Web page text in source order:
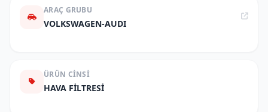
ARAÇ GRUBU
VOLKSWAGEN-AUDI
ÜRÜN CINSI
HAVA FİLTRESİ